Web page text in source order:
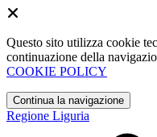
Questo sito utilizza cookie
continuazione della
COOKIE POLICY
Continua la navigazione
Regione Liguria